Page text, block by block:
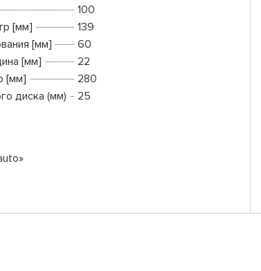
100
[мм]
139
[мм]
60
[мм]
22
[мм]
280
диска (мм)
25